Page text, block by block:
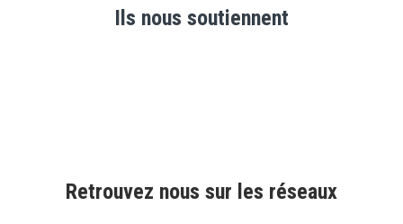
Ils nous soutiennent
Retrouvez nous sur les réseaux